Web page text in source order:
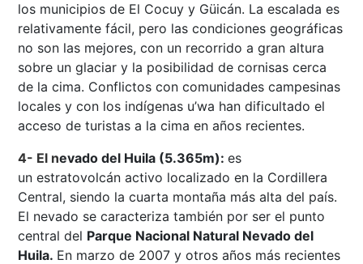
los municipios de El Cocuy y Güicán. La escalada es
relativamente fácil, pero las condiciones geográficas
no son las mejores, con un recorrido a gran altura
sobre un glaciar y la posibilidad de cornisas cerca
de la cima. Conflictos con comunidades campesinas
locales y con los indígenas u’wa han dificultado el
acceso de turistas a la cima en años recientes.
4- El nevado del Huila (5.365m):es
un estratovolcán activo localizado en la Cordillera
Central, siendo la cuarta montaña más alta del país.
El nevado se caracteriza también por ser el punto
central del Parque Nacional Natural Nevado del
Huila. En marzo de 2007 y otros años más recientes